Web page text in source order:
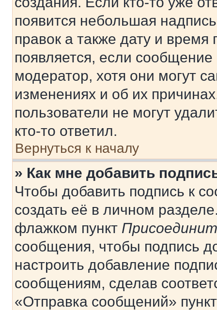
появится небольшая
правок а также дату и
появляется, если
модератор, хотя они могут
изменениях и об их
пользователи не могут
кто-то ответил.
Вернуться к началу
» Как мне добавить
Чтобы добавить подпись к
создать её в личном
флажком пункт
сообщения, чтобы подпись
настроить добавление
сообщениям, сделав
«Отправка сообщений»